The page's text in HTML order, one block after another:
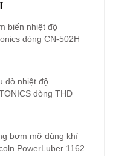
biến nhiệt độ
dòng CN-502H
dò nhiệt độ
dòng THD
bơm mỡ dùng khí
PowerLuber 1162